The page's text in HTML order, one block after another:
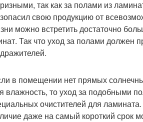
так как за полами из
свою продукцию от
можно встретить достаточно
Так что уход за полами должен
в помещении нет прямых
влажность, то уход за подобными
очистителей для
даже на самый короткий срок